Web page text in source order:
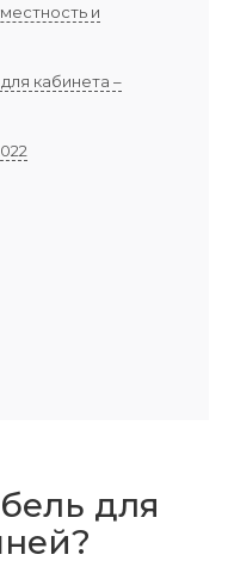
и
кабинета –
для